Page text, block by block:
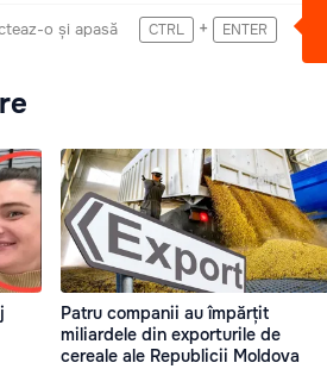
o și apasă CTRL + ENTER
Patru companii au împărțit
miliardele din exporturile de
cereale ale Republicii Moldova